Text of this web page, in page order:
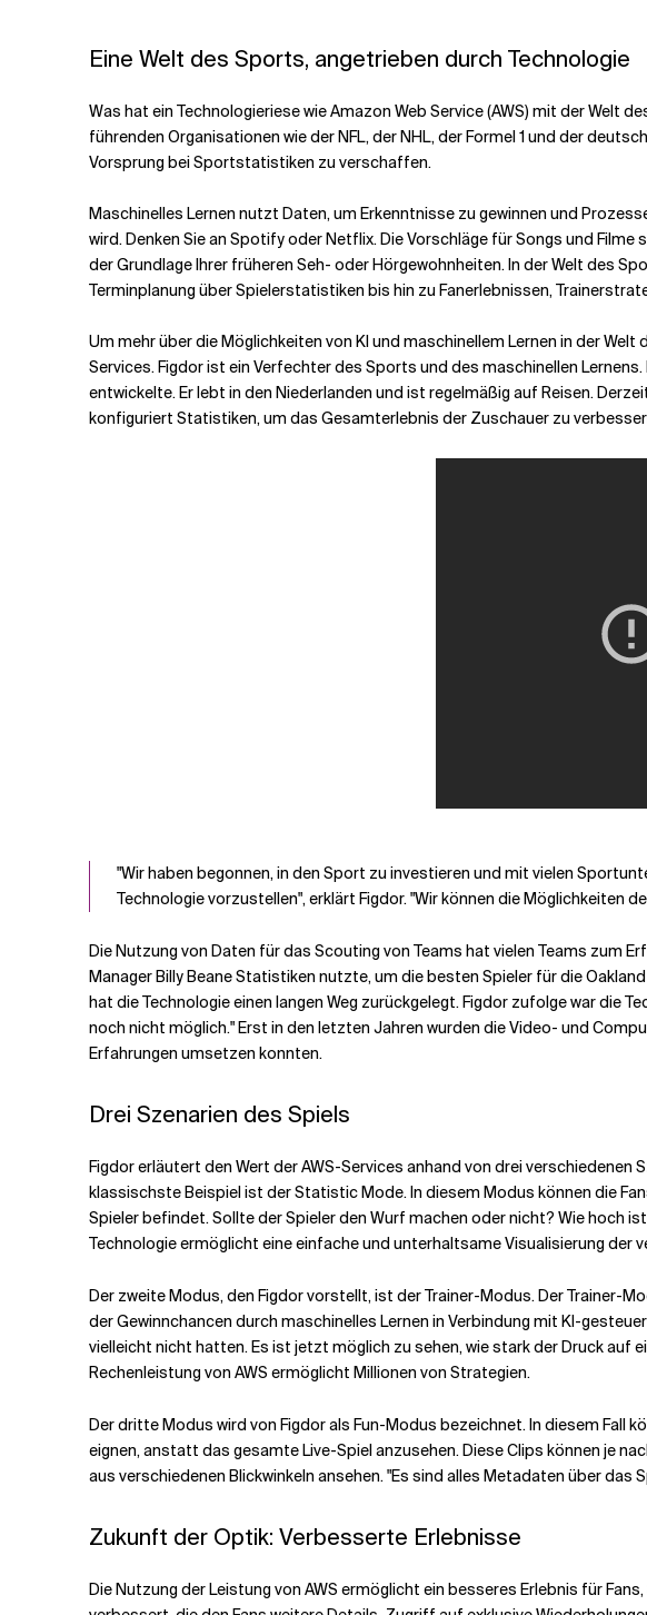
Verwandte Themen
Eine Welt des Sports, angetrieben durch Technologie
Was hat ein Technologieriese wie Amazon Web Service (AWS) mit der Welt
führenden Organisationen wie der NFL, der NHL, der Formel 1 und der
Vorsprung bei Sportstatistiken zu verschaffen.
Maschinelles Lernen nutzt Daten, um Erkenntnisse zu gewinnen und
wird. Denken Sie an Spotify oder Netflix. Die Vorschläge für Songs und
der Grundlage Ihrer früheren Seh- oder Hörgewohnheiten. In der Welt des
Terminplanung über Spielerstatistiken bis hin zu Fanerlebnissen,
Um mehr über die Möglichkeiten von KI und maschinellem Lernen in der
Services. Figdor ist ein Verfechter des Sports und des maschinellen
entwickelte. Er lebt in den Niederlanden und ist regelmäßig auf Reisen.
konfiguriert Statistiken, um das Gesamterlebnis der Zuschauer zu
"Wir haben begonnen, in den Sport zu investieren und mit vielen
Technologie vorzustellen", erklärt Figdor. "Wir können die Möglichkeiten
Die Nutzung von Daten für das Scouting von Teams hat vielen Teams zum
Manager Billy Beane Statistiken nutzte, um die besten Spieler für die
hat die Technologie einen langen Weg zurückgelegt. Figdor zufolge war die
noch nicht möglich." Erst in den letzten Jahren wurden die Video- und
Erfahrungen umsetzen konnten.
Drei Szenarien des Spiels
Figdor erläutert den Wert der AWS-Services anhand von drei
klassischste Beispiel ist der Statistic Mode. In diesem Modus können die
Spieler befindet. Sollte der Spieler den Wurf machen oder nicht? Wie hoch
Technologie ermöglicht eine einfache und unterhaltsame Visualisierung der
Der zweite Modus, den Figdor vorstellt, ist der Trainer-Modus. Der Trainer-
der Gewinnchancen durch maschinelles Lernen in Verbindung mit KI-
vielleicht nicht hatten. Es ist jetzt möglich zu sehen, wie stark der Druck
Rechenleistung von AWS ermöglicht Millionen von Strategien.
Der dritte Modus wird von Figdor als Fun-Modus bezeichnet. In diesem Fall
eignen, anstatt das gesamte Live-Spiel anzusehen. Diese Clips können je
aus verschiedenen Blickwinkeln ansehen. "Es sind alles Metadaten über
Zukunft der Optik: Verbesserte Erlebnisse
Die Nutzung der Leistung von AWS ermöglicht ein besseres Erlebnis für